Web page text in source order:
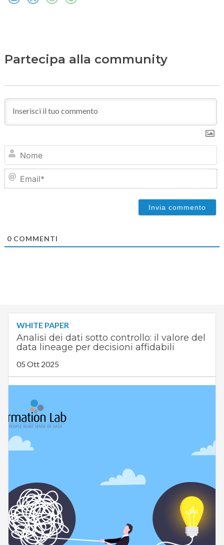
Partecipa alla community
0COMMENTI
WHITE PAPER
Analisi dei dati sotto controllo: il valore del
data lineage per decisioni affidabili
05 Ott 2025